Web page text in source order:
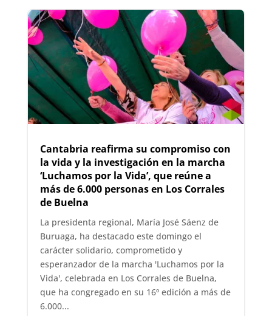
Cantabria reafirma su compromiso con
la vida y la investigación en la marcha
‘Luchamos por la Vida’, que reúne a
más de 6.000 personas en Los Corrales
de Buelna
La presidenta regional, María José Sáenz de
Buruaga, ha destacado este domingo el
carácter solidario, comprometido y
esperanzador de la marcha 'Luchamos por la
Vida', celebrada en Los Corrales de Buelna,
que ha congregado en su 16º edición a más de
6.000...